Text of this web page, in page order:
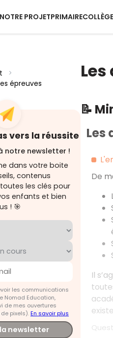
NOTRE PROJETPRIMAIRECOLLÈGE
>
épreuves
vers la réussite
notre newsletter !
dans votre boite
contenus
les clés pour
enfants et bien
! 🎯
les communications
Nomad Education,
de mes ouvertures
pixels).En savoir plus
newsletter
📝
Les
De
Il